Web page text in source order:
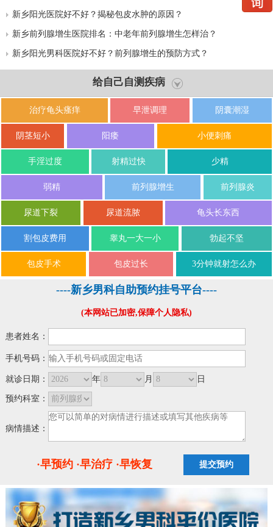
新乡阳光医院好不好？揭秘包皮水肿的原因？
新乡前列腺增生医院排名：中老年前列腺增生怎样治？
新乡阳光男科医院好不好？前列腺增生的预防方式？
给自己自测疾病
治疗龟头瘙痒 早泄调理 阴囊潮湿
阴茎短小 阳痿 小便刺痛
手淫过度 射精过快 少精
弱精 前列腺增生 前列腺炎
尿道下裂 尿道流脓 龟头长东西
割包皮费用 睾丸一大一小 勃起不坚
包皮手术 包皮过长 3分钟就射怎么办
----新乡男科自助预约挂号平台----
(本网站已加密,保障个人隐私)
患者姓名：
手机号码：
就诊日期： 年 月 日
预约科室：
病情描述：
·早预约 ·早治疗 ·早恢复